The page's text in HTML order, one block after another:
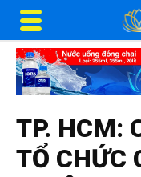
TP. HCM:
TỔ CHỨC